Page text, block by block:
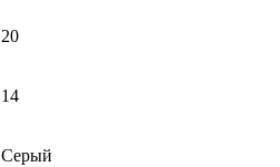
20
14
Серый